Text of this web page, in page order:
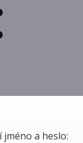
jméno a heslo: